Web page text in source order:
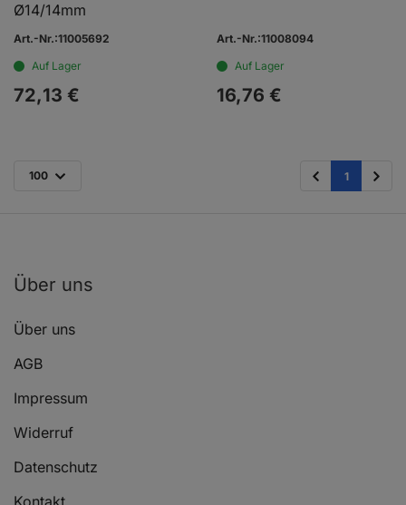
Ø14/14mm
Art.-Nr.:11005692
Auf Lager
72,13 €
Art.-Nr.:11008094
Auf Lager
16,76 €
100 1
Über uns
Über uns
AGB
Impressum
Widerruf
Datenschutz
Kontakt